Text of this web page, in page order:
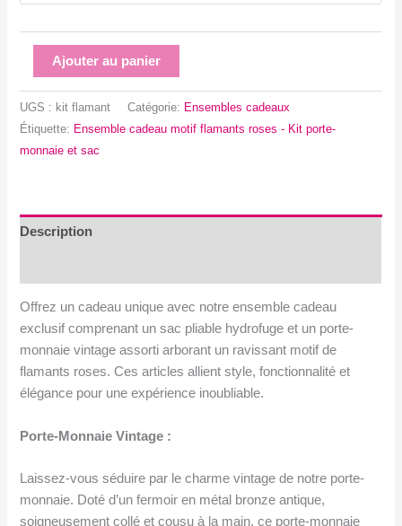
quantité
de
cadeau
Kit
sac
Ajouter au panier
UGS : kit flamant Catégorie: Ensembles cadeaux
Étiquette: Ensemble cadeau motif flamants roses - Kit porte-
monnaie et sac
Description
Offrez un cadeau unique avec notre ensemble cadeau
exclusif comprenant un sac pliable hydrofuge et un porte-
monnaie vintage assorti arborant un ravissant motif de
flamants roses. Ces articles allient style, fonctionnalité et
élégance pour une expérience inoubliable.
Porte-Monnaie Vintage :
Laissez-vous séduire par le charme vintage de notre porte-
monnaie. Doté d’un fermoir en métal bronze antique,
soigneusement collé et cousu à la main, ce porte-monnaie